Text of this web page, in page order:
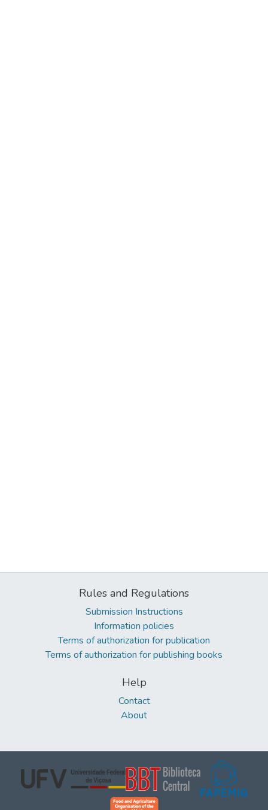
Rules and Regulations
Submission Instructions
Information policies
Terms of authorization for publication
Terms of authorization for publishing books
Help
Contact
About